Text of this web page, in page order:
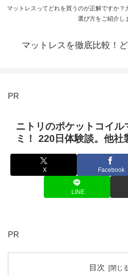
マットレスってどれを買うのが正解ですか
選び方をご紹介し
マットレスを徹底比較！
PR
ニトリのポケットコイル
ミ！ 220日体験談。他
X Facebook
LINE
PR
目次